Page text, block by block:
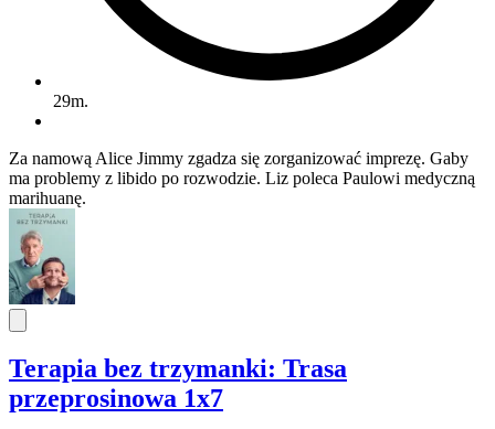
29m.
Za namową Alice Jimmy zgadza się zorganizować imprezę. Gaby
ma problemy z libido po rozwodzie. Liz poleca Paulowi medyczną
marihuanę.
Terapia bez trzymanki: Trasa
przeprosinowa 1x7